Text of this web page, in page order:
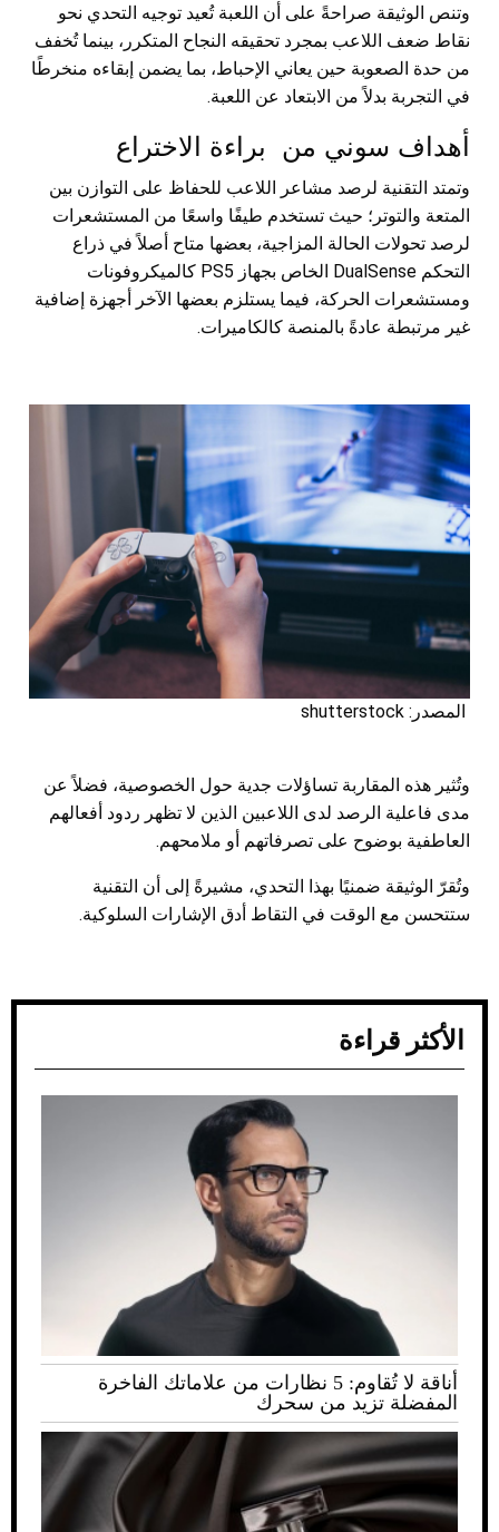
وتنص الوثيقة صراحةً على أن اللعبة تُعيد توجيه التحدي نحو
نقاط ضعف اللاعب بمجرد تحقيقه النجاح المتكرر، بينما تُخفف
من حدة الصعوبة حين يعاني الإحباط، بما يضمن إبقاءه منخرطًا
في التجربة بدلاً من الابتعاد عن اللعبة.
أهداف سوني من براءة الاختراع
وتمتد التقنية لرصد مشاعر اللاعب للحفاظ على التوازن بين
المتعة والتوتر؛ حيث تستخدم طيفًا واسعًا من المستشعرات
لرصد تحولات الحالة المزاجية، بعضها متاح أصلاً في ذراع
التحكم DualSense الخاص بجهاز PS5 كالميكروفونات
ومستشعرات الحركة، فيما يستلزم بعضها الآخر أجهزة إضافية
غير مرتبطة عادةً بالمنصة كالكاميرات.
المصدر: shutterstock
وتُثير هذه المقاربة تساؤلات جدية حول الخصوصية، فضلاً عن
مدى فاعلية الرصد لدى اللاعبين الذين لا تظهر ردود أفعالهم
العاطفية بوضوح على تصرفاتهم أو ملامحهم.
وتُقرّ الوثيقة ضمنيًا بهذا التحدي، مشيرةً إلى أن التقنية
ستتحسن مع الوقت في التقاط أدق الإشارات السلوكية.
الأكثر قراءة
أناقة لا تُقاوم: 5 نظارات من علاماتك الفاخرة
المفضلة تزيد من سحرك